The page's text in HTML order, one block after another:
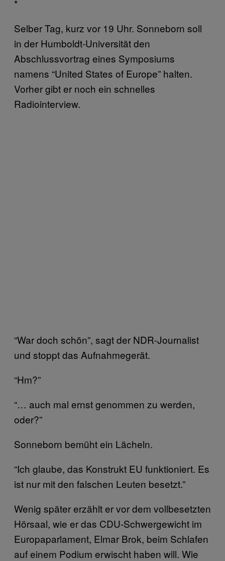
*
Selber Tag, kurz vor 19 Uhr. Sonneborn soll
in der Humboldt-Universität den
Abschlussvortrag eines Symposiums
namens “United States of Europe” halten.
Vorher gibt er noch ein schnelles
Radiointerview.
“War doch schön”, sagt der NDR-Journalist
und stoppt das Aufnahmegerät.
“Hm?”
“… auch mal ernst genommen zu werden,
oder?”
Sonneborn bemüht ein Lächeln.
“Ich glaube, das Konstrukt EU funktioniert. Es
ist nur mit den falschen Leuten besetzt.”
Wenig später erzählt er vor dem vollbesetzten
Hörsaal, wie er das CDU-Schwergewicht im
Europaparlament, Elmar Brok, beim Schlafen
auf einem Podium erwischt haben will. Wie